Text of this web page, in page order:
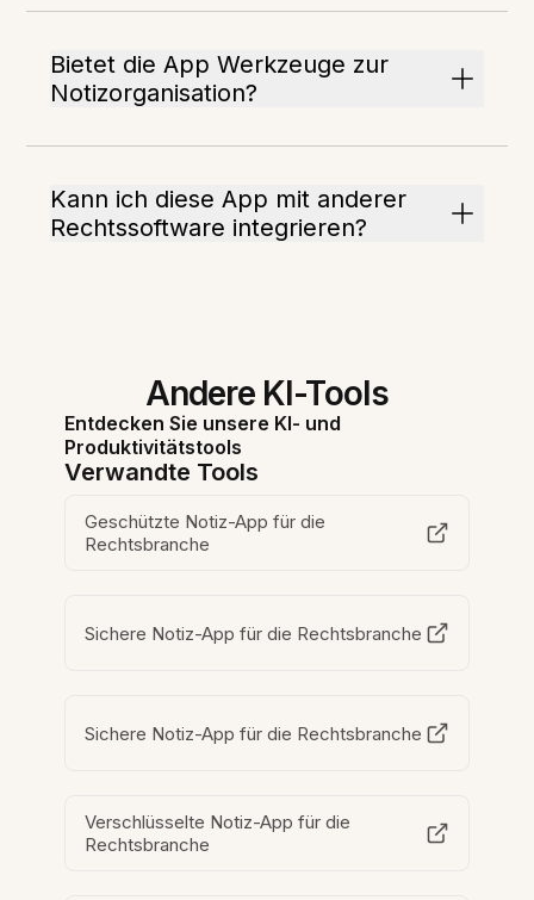
Bietet die App Werkzeuge zur
Notizorganisation?
Kann ich diese App mit anderer
Rechtssoftware integrieren?
Andere KI-Tools
Entdecken Sie unsere KI- und
Produktivitätstools
Verwandte Tools
Geschützte Notiz-App für die
Rechtsbranche
Sichere Notiz-App für die Rechtsbranche
Sichere Notiz-App für die Rechtsbranche
Verschlüsselte Notiz-App für die
Rechtsbranche